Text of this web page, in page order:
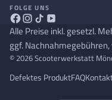
FOLGE UNS
Alle Preise inkl. gesetzl.
ggf.
© 2026 Scooterwerkstatt
Defektes ProduktFAQ